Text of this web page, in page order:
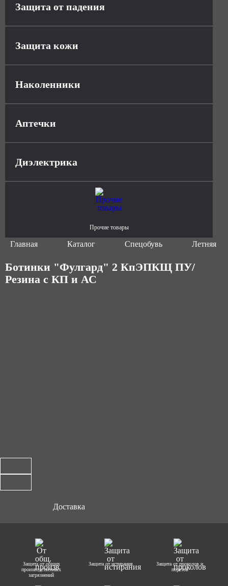
Защита от падения
Защита кожи
Наколенники
Аптечки
Диэлектрика
Прочие товары
Главная Каталог Спецобувь Летняя
Ботинки "Фулгард" 2 КпЭПКЩ ПУ/
Резина с КП и АС
Доставка
Защита от общих
производственных
загрязнений
Защита от истирания
Защита от проколов и
порезов